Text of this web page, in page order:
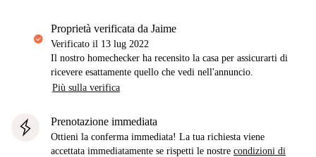
proprietà verificata da Jaime
Verificato il 13 lug 2022
Il nostro homechecker ha recensito la casa per assicurarti di
ricevere esattamente quello che vedi nell'annuncio.
Più sulla verifica
Prenotazione immediata
Ottieni la conferma immediata! La tua richiesta viene
accettata immediatamente se rispetti le nostre condizioni di